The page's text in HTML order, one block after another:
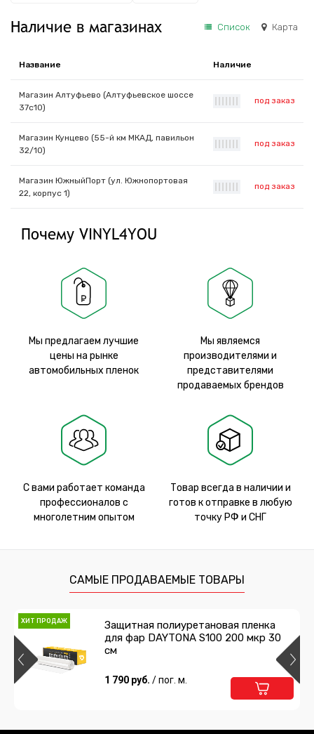
Наличие в магазинах Список Карта
Название Наличие
Магазин Алтуфьево (Алтуфьевское шоссе
37с10)
под заказ
Магазин Кунцево (55-й км МКАД, павильон
32/10)
под заказ
Магазин ЮжныйПорт (ул. Южнопортовая
22, корпус 1)
под заказ
Почему VINYL4YOU
Мы предлагаем лучшие
цены на рынке
автомобильных пленок
Мы являемся
производителями и
представителями
продаваемых брендов
С вами работает команда
профессионалов с
многолетним опытом
Товар всегда в наличии и
готов к отправке в любую
точку РФ и СНГ
САМЫЕ ПРОДАВАЕМЫЕ ТОВАРЫ
ХИТ ПРОДАЖ
Защитная полиуретановая пленка
для фар DAYTONA S100 200 мкр 30
см
1 790 руб. / пог. м.